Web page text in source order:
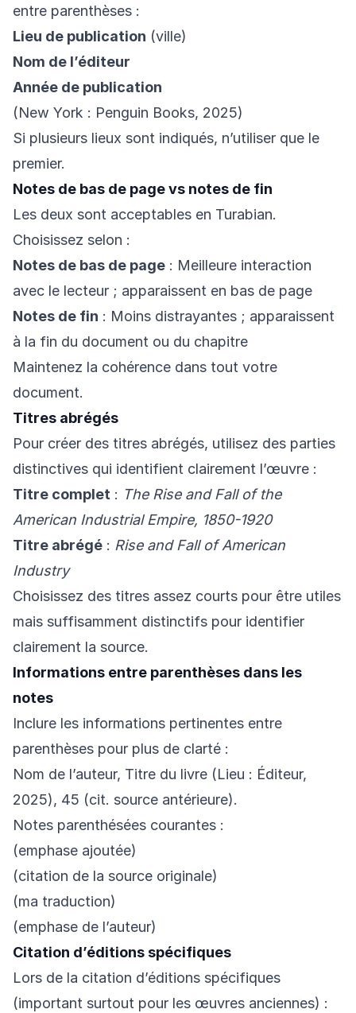
entre parenthèses :
Lieu de publication (ville)
Nom de l’éditeur
Année de publication
(New York : Penguin Books, 2025)
Si plusieurs lieux sont indiqués, n’utiliser que le
premier.
Notes de bas de page vs notes de fin
Les deux sont acceptables en Turabian.
Choisissez selon :
Notes de bas de page : Meilleure interaction
avec le lecteur ; apparaissent en bas de page
Notes de fin : Moins distrayantes ; apparaissent
à la fin du document ou du chapitre
Maintenez la cohérence dans tout votre
document.
Titres abrégés
Pour créer des titres abrégés, utilisez des parties
distinctives qui identifient clairement l’œuvre :
Titre complet : The Rise and Fall of the
American Industrial Empire, 1850-1920
Titre abrégé : Rise and Fall of American
Industry
Choisissez des titres assez courts pour être utiles
mais suffisamment distinctifs pour identifier
clairement la source.
Informations entre parenthèses dans les
notes
Inclure les informations pertinentes entre
parenthèses pour plus de clarté :
Nom de l’auteur, Titre du livre (Lieu : Éditeur,
2025), 45 (cit. source antérieure).
Notes parenthésées courantes :
(emphase ajoutée)
(citation de la source originale)
(ma traduction)
(emphase de l’auteur)
Citation d’éditions spécifiques
Lors de la citation d’éditions spécifiques
(important surtout pour les œuvres anciennes) :